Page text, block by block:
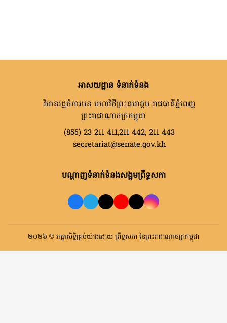
អាសយដ្ឋាន ទំនាក់ទំនង
វិមានរដ្ឋចំការមន មហាវិថីព្រះនរោត្តម រាជធានីភ្នំពេញ
ព្រះរាជាណាចក្រកម្ពុជា
(855) 23 211 411,211 442, 211 443
secretariat@senate.gov.kh
បណ្តាញទំនាក់ទំនងសង្គមព្រឹទ្ធសភា
២០២៦ © រក្សាសិទ្ធិគ្រប់យ៉ាងដោយ ព្រឹទ្ធសភា នៃព្រះរាជាណាចក្រកម្ពុជា